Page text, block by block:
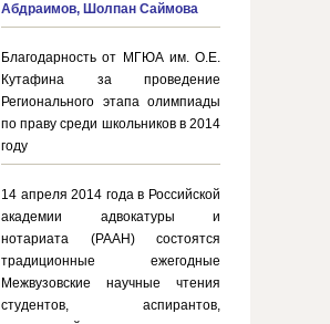
Абдраимов, Шолпан Саймова
Благодарность от МГЮА им. О.Е.
Кутафина за проведение
Регионального этапа олимпиады
по праву среди школьников в 2014
году
14 апреля 2014 года в Российской
академии адвокатуры и
нотариата (РААН) состоятся
традиционные ежегодные
Межвузовские научные чтения
студентов, аспирантов,